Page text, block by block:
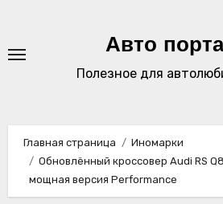
содержимому
Авто
Полезное для
Главная страница
Иномарки
Обновлённый кроссовер Audi RS
мощная версия Performance